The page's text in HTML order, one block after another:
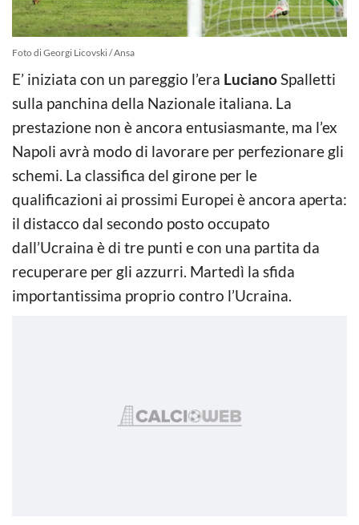
Foto di Georgi Licovski / Ansa
E’ iniziata con un pareggio l’era LucianoSpalletti
sulla panchina della Nazionale italiana. La
prestazione non è ancora entusiasmante, ma l’ex
Napoli avrà modo di lavorare per perfezionare gli
schemi. La classifica del girone per le
qualificazioni ai prossimi Europei è ancora aperta:
il distacco dal secondo posto occupato
dall’Ucraina è di tre punti e con una partita da
recuperare per gli azzurri. Martedì la sfida
importantissima proprio contro l’Ucraina.